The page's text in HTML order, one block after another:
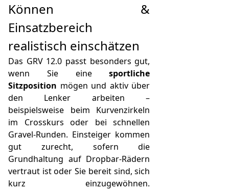
Können &
Einsatzbereich
realistisch einschätzen
Das GRV 12.0 passt besonders gut,
wenn Sie einesportliche
Sitzposition mögen und aktiv über
den Lenker arbeiten –
beispielsweise beim Kurvenzirkeln
im Crosskurs oder bei schnellen
Gravel-Runden. Einsteiger kommen
gut zurecht, sofern die
Grundhaltung auf Dropbar-Rädern
vertraut ist oder Sie bereit sind, sich
kurz einzugewöhnen.